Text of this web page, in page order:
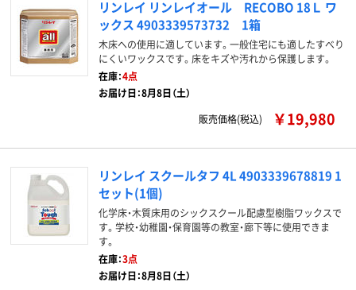
リンレイ リンレイオール RECOBO 18Ｌ ワ
ックス 4903339573732 1箱
木床への使用に適しています。一般住宅にも適したすべり
にくいワックスです。床をキズや汚れから保護します。
在庫：4点
お届け日：8月8日（土）
販売価格(税込)
￥19,980
リンレイ スクールタフ 4L 4903339678819 1
セット(1個)
化学床・木質床用のシックスクール配慮型樹脂ワックスで
す。学校・幼稚園・保育園等の教室・廊下等に使用できま
す。
在庫：3点
お届け日：8月8日（土）